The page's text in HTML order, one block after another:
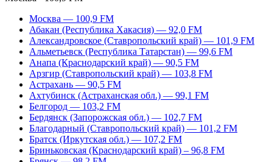
Москва — 100,9 FM
Абакан (Республика Хакасия) — 92,0 FM
Александровское (Ставропольский край) — 101,9 FM
Альметьевск (Республика Татарстан) — 99,6 FM
Анапа (Краснодарский край) — 90,5 FM
Арзгир (Ставропольский край) — 103,8 FM
Астрахань — 90,5 FM
Ахтубинск (Астраханская обл.) — 99,1 FM
Белгород — 103,2 FM
Бердянск (Запорожская обл.) — 102,7 FM
Благодарный (Ставропольский край) — 101,2 FM
Братск (Иркутская обл.) — 107,2 FM
Бриньковская (Краснодарский край) – 96,8 FM